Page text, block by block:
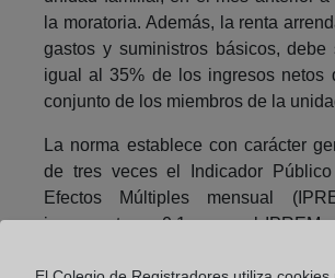
la moratoria. Además, la renta
gastos y suministros básicos, debe
igual al 35% de los ingresos netos
conjunto de los miembros de la
La norma establece con carácter
de tres veces el Indicador
Efectos Múltiples mensual
incrementa en 0,1 veces el IPREM